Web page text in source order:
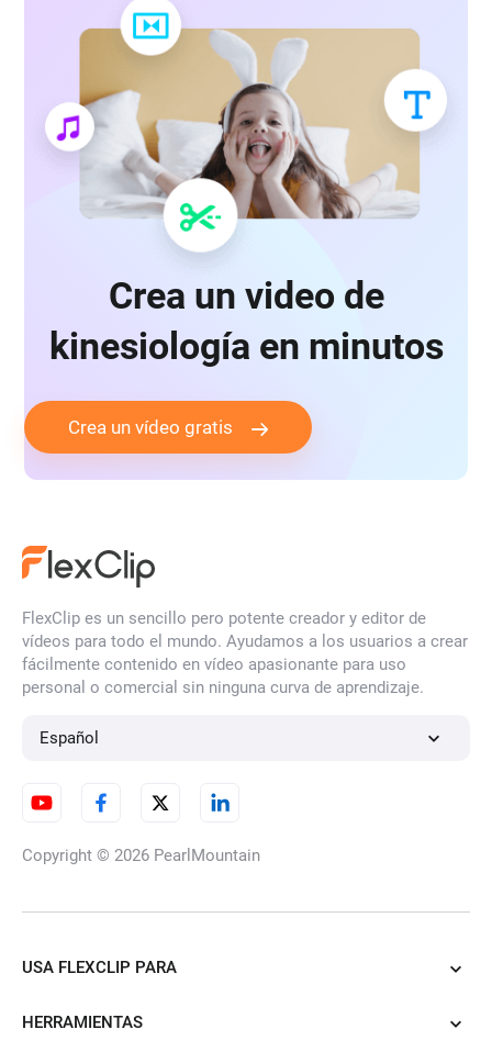
Crea un video de
kinesiología en minutos
Crea un vídeo gratis
FlexClip es un sencillo pero potente creador y editor de
vídeos para todo el mundo. Ayudamos a los usuarios a crear
fácilmente contenido en vídeo apasionante para uso
personal o comercial sin ninguna curva de aprendizaje.
Español
Copyright © 2026 PearlMountain
USA FLEXCLIP PARA
HERRAMIENTAS